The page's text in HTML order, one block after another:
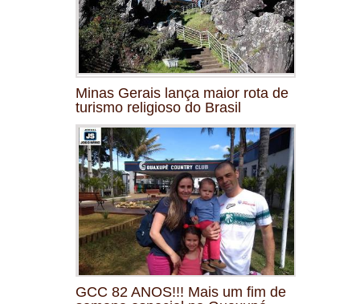
Minas Gerais lança maior rota de
turismo religioso do Brasil
GCC 82 ANOS!!! Mais um fim de